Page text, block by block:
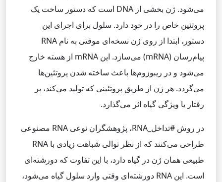
می‌شود. ژن بخشی از DNA است که دستور ساخت یک
پروتئین خاص را در خود دارد. سلول برای اجرای این
دستور، ابتدا از روی ژن نسخه‌ای موقتی به نام RNA
پیام‌رسان (mRNA) می‌سازد. این mRNA از هسته خارج
می‌شود و در ریبوزوم‌ها باعث ساخته شدن پروتئین‌ها
می‌گردد. هر ژن از طریق پروتئینی که تولید می‌کند، بر
رفتار یا ویژگی گیاه اثر می‌گذارد.
در روش #تداخل_RNA، پژوهشگران نوعی RNA مصنوعی
طراحی می‌کنند که از نظر توالی شباهت زیادی با RNA
طبیعی همان ژن در گیاه دارد، با این تفاوت که دو‌رشته‌ای
است. این RNA دو‌رشته‌ای وقتی وارد سلول گیاه می‌شود،